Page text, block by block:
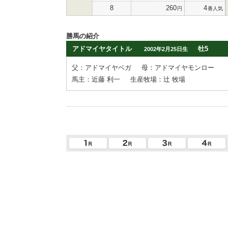
8 260円 4番人気
勝馬の紹介
アドマイヤタイトル
2002年2月25日生 牡5
父：アドマイヤベガ
母：アドマイヤモンロー
馬主：近藤 利一
生産牧場：辻 牧場